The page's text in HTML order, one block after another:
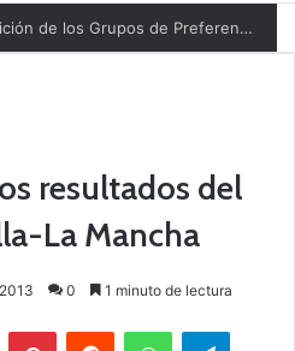
Ya se conoce la composición de los Grupos de Preferente y el calendario
resultados del
La Mancha
0 1 minuto de lectura